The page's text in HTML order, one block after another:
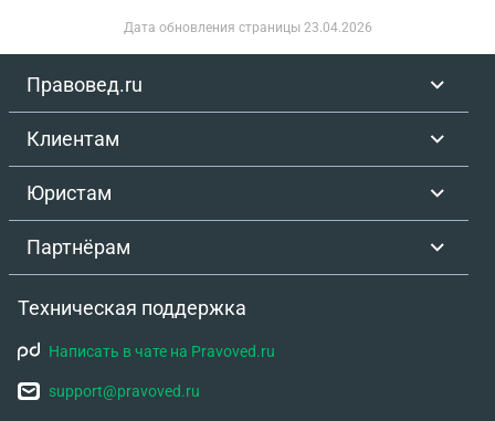
Дата обновления страницы 23.04.2026
Правовед.ru
Клиентам
Юристам
Партнёрам
Техническая поддержка
Написать в чате на Pravoved.ru
support@pravoved.ru